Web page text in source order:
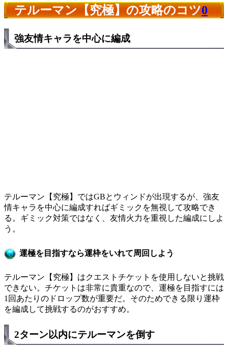
テルーマン【究極】の攻略のコツ0
強友情キャラを中心に編成
テルーマン【究極】ではGBとウィンドが出現するが、強友
情キャラを中心に編成すればギミックを無視して攻略でき
る。ギミック対策ではなく、友情火力を重視した編成にしよ
う。
運極を目指すなら運枠をいれて周回しよう
テルーマン【究極】はクエストチケットを使用しないと挑戦
できない。チケットは非常に貴重なので、運極を目指すには
1回あたりのドロップ数が重要だ。そのためできる限り運枠
を編成して挑戦するのがおすすめ。
2ターン以内にテルーマンを倒す